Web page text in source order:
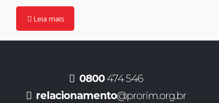
Leia mais
0800474 546
relacionamento@prorim.org.br